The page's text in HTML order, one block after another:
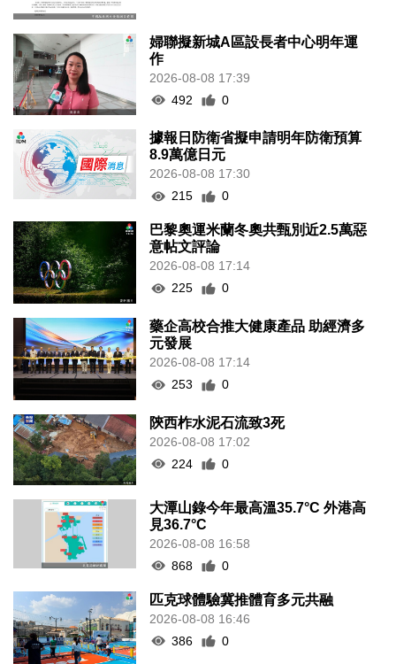
婦聯擬新城A區設長者中心明年運
作
2026-08-08 17:39
492
0
據報日防衛省擬申請明年防衛預算
8.9萬億日元
2026-08-08 17:30
215
0
巴黎奧運米蘭冬奧共甄別近2.5萬惡
意帖文評論
2026-08-08 17:14
225
0
藥企高校合推大健康產品 助經濟多
元發展
2026-08-08 17:14
253
0
陝西柞水泥石流致3死
2026-08-08 17:02
224
0
大潭山錄今年最高溫35.7°C 外港高
見36.7°C
2026-08-08 16:58
868
0
匹克球體驗冀推體育多元共融
2026-08-08 16:46
386
0